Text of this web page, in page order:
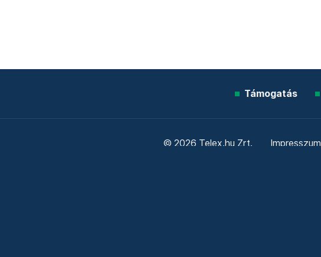
Támogatás
© 2026 Telex.hu Zrt. Impresszum